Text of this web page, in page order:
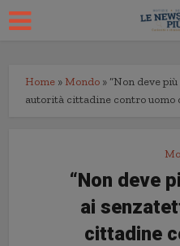
Home » Mondo » “Non deve
autorità cittadine contro uomo
“Non deve
ai
cittadine